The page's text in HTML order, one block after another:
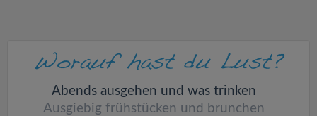
Abends ausgehen und was trinken
Ausgiebig frühstücken und brunchen